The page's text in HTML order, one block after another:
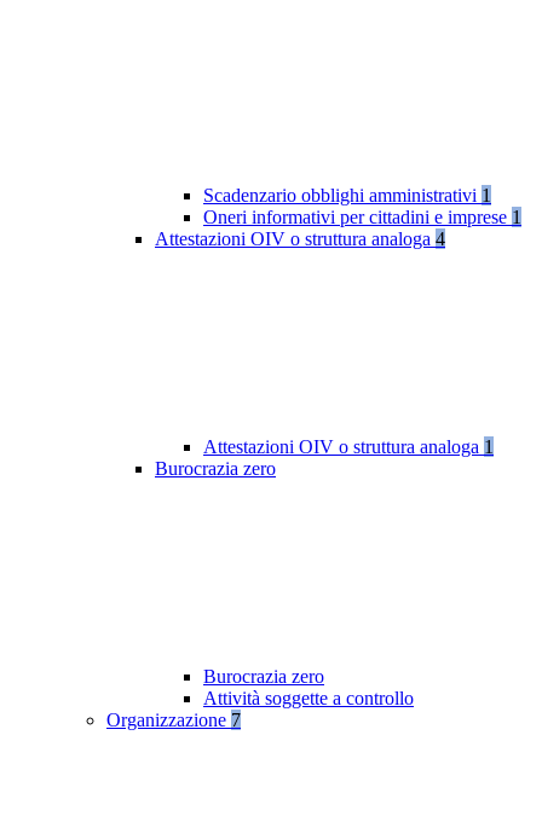
Scadenzario obblighi amministrativi 1
Oneri informativi per cittadini e imprese 1
Attestazioni OIV o struttura analoga 4
Attestazioni OIV o struttura analoga 1
Burocrazia zero
Burocrazia zero
Attività soggette a controllo
Organizzazione 7